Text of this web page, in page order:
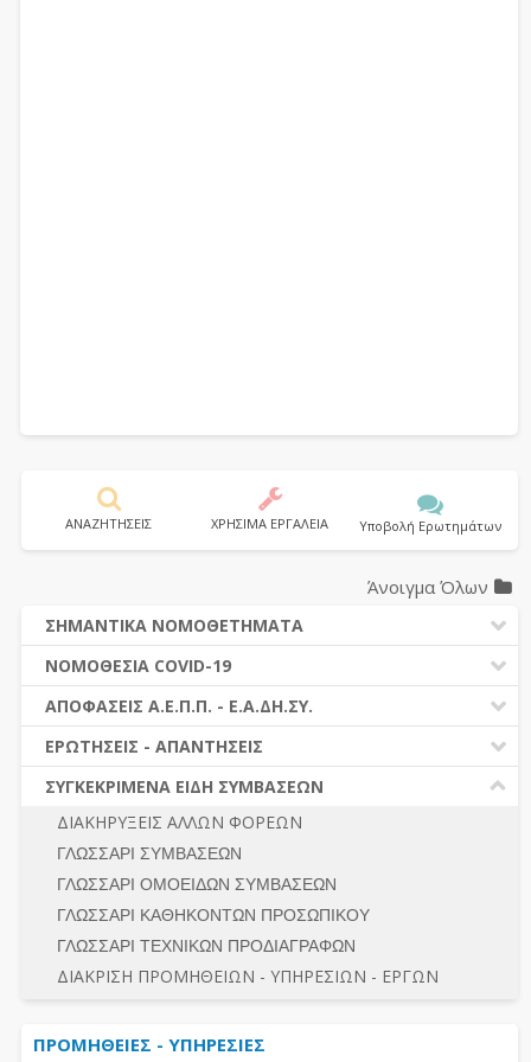
ΑΝΑΖΗΤΗΣΕΙΣ ΧΡΗΣΙΜΑ ΕΡΓΑΛΕΙΑ Υποβολή Ερωτημάτων
Άνοιγμα Όλων
ΣΗΜΑΝΤΙΚΑ ΝΟΜΟΘΕΤΗΜΑΤΑ
ΔΗΜΟΣΙΕΣ ΣΥΜΒΑΣΕΙΣ (Ν. 4412/2016)
ΔΗΜΟΤΙΚΟΣ ΚΩΔΙΚΑΣ (Ν.3463/2006)
ΚΑΛΛΙΚΡΑΤΗΣ (Ν.3852/2010)
ΝΟΜΟΘΕΣΙΑ - ΝΟΜΟΛΟΓΙΑ (ΣΥΝΟΛΟ)
ΝΟΜΟΘΕΣΙΑ COVID-19
ΝΟΜΟΘΕΣΙΑ - ΝΟΜΟΛΟΓΙΑ COVID -19
ΕΡΩΤΗΣΕΙΣ - ΑΠΑΝΤΗΣΕΙΣ
ΑΠΟΦΑΣΕΙΣ Α.Ε.Π.Π. - Ε.Α.ΔΗ.ΣΥ.
ΠΡΟΔΙΚΑΣΤΙΚΗ ΠΡΟΣΦΥΓΗ
ΓΕΝΙΚΟΙ ΚΑΝΟΝΕΣ
ΔΙΚΑΙΟΥΜΕΝΟΙ ΣΥΜΜΕΤΟΧΗΣ
ΠΡΟΣΦΟΡΕΣ – ΔΙΚΑΙΟΛΟΓΗΤΙΚΑ ΣΥΜΜΕΤΟΧΗΣ
ΔΙΕΞΑΓΩΓΗ ΔΙΑΔΙΚΑΣΙΑΣ
ΕΣΗΔΗΣ – ΚΗΜΔΗΣ
ΠΕΡΙΛΗΨΕΙΣ ΑΠΟΦΑΣΕΩΝ Α.Ε.Π.Π. - Ε.Α.ΔΗ.ΣΥ.
ΣΥΝΟΛΟ
ΕΡΩΤΗΣΕΙΣ - ΑΠΑΝΤΗΣΕΙΣ
Ν. 4782/2021 - ΤΡΟΠΟΠΟΙΗΣΗ 4412/2016
ΔΙΕΞΑΓΩΓΗ ΔΙΑΔΙΚΑΣΙΑΣ
ΔΙΑΔΙΚΑΣΙΕΣ ΑΝΑΘΕΣΗΣ
ΓΕΝΙΚΟΙ ΚΑΝΟΝΕΣ
ΠΡΟΕΤΟΙΜΑΣΙΑ - ΔΗΜΟΣΙΟΤΗΤΑ
ΛΟΓΟΙ ΑΠΟΚΛΕΙΣΜΟΥ-ΔΙΚΑΙΟΥΜΕΝΟΙ ΣΥΜΜΕΤΟΧΗΣ
ΠΡΟΣΦΟΡΕΣ - ΔΙΚΑΙΟΛΟΓΗΤΙΚΑ ΣΥΜΜΕΤΟΧΗΣ
ΣΥΓΚΕΚΡΙΜΕΝΑ ΕΙΔΗ ΣΥΜΒΑΣΕΩΝ
ΔΙΑΚΗΡΥΞΕΙΣ ΑΛΛΩΝ ΦΟΡΕΩΝ
ΓΛΩΣΣΑΡΙ ΣΥΜΒΑΣΕΩΝ
ΓΛΩΣΣΑΡΙ ΟΜΟΕΙΔΩΝ ΣΥΜΒΑΣΕΩΝ
ΓΛΩΣΣΑΡΙ ΚΑΘΗΚΟΝΤΩΝ ΠΡΟΣΩΠΙΚΟΥ
ΓΛΩΣΣΑΡΙ ΤΕΧΝΙΚΩΝ ΠΡΟΔΙΑΓΡΑΦΩΝ
ΔΙΑΚΡΙΣΗ ΠΡΟΜΗΘΕΙΩΝ - ΥΠΗΡΕΣΙΩΝ - ΕΡΓΩΝ
ΠΡΟΜΗΘΕΙΕΣ - ΥΠΗΡΕΣΙΕΣ